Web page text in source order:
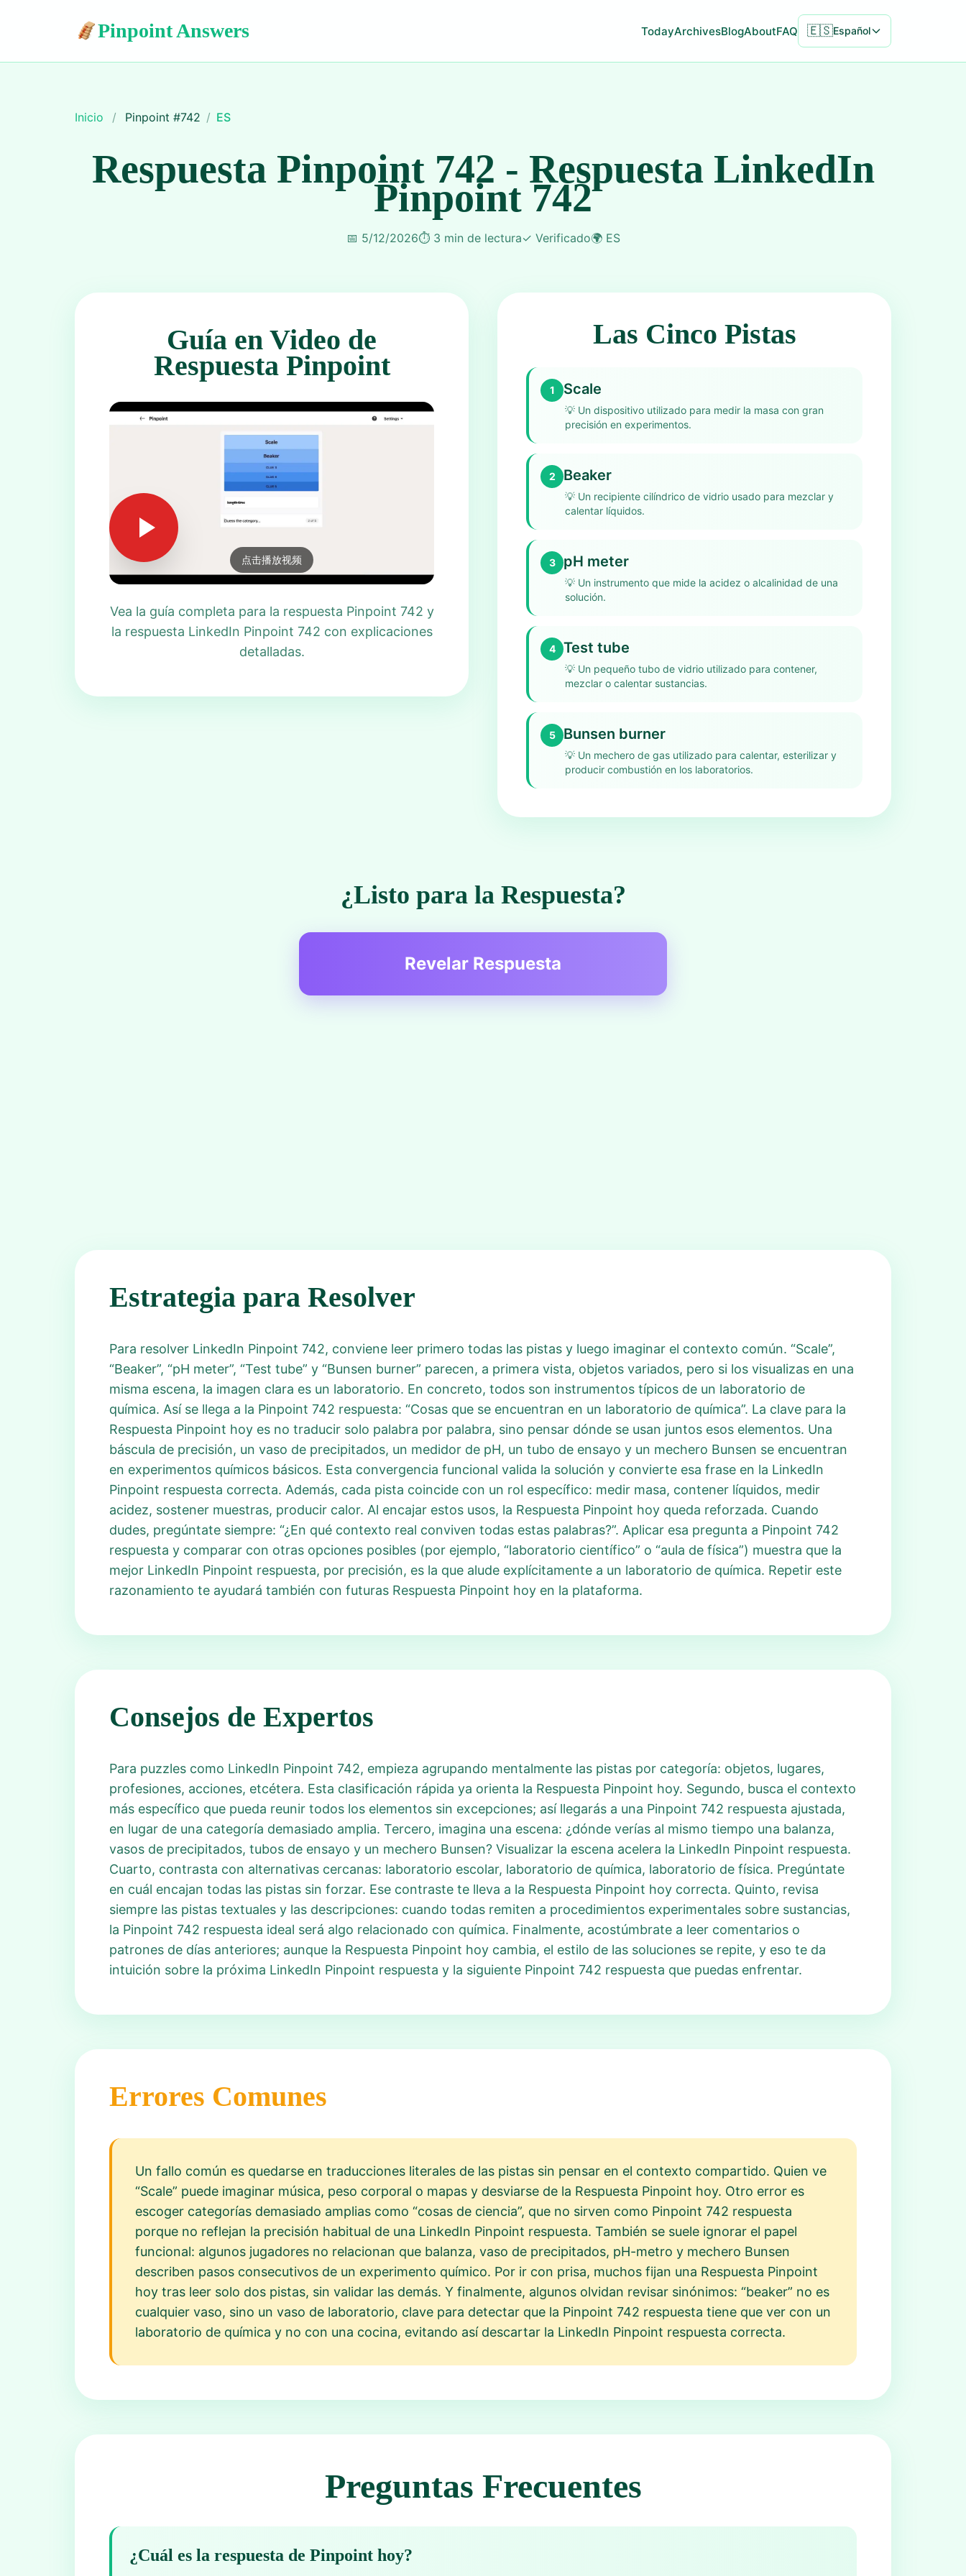
Pinpoint Answers TodayArchivesBlogAboutFAQ 🇪🇸Español
Inicio / Pinpoint #742 / ES
Respuesta Pinpoint 742 - Respuesta LinkedIn
Pinpoint 742
📅 5/12/2026⏱️ 3 min de lectura✓ Verificado🌍 ES
Guía en Video de
Respuesta Pinpoint
点击播放视频
Vea la guía completa para la respuesta Pinpoint 742 y
la respuesta LinkedIn Pinpoint 742 con explicaciones
detalladas.
Las Cinco Pistas
1 Scale
💡 Un dispositivo utilizado para medir la masa con gran
precisión en experimentos.
2 Beaker
💡 Un recipiente cilíndrico de vidrio usado para mezclar y
calentar líquidos.
3 pH meter
💡 Un instrumento que mide la acidez o alcalinidad de una
solución.
4 Test tube
💡 Un pequeño tubo de vidrio utilizado para contener,
mezclar o calentar sustancias.
5 Bunsen burner
💡 Un mechero de gas utilizado para calentar, esterilizar y
producir combustión en los laboratorios.
¿Listo para la Respuesta?
Revelar Respuesta
Estrategia para Resolver
Para resolver LinkedIn Pinpoint 742, conviene leer primero todas las pistas y luego imaginar el contexto común. “Scale”,
“Beaker”, “pH meter”, “Test tube” y “Bunsen burner” parecen, a primera vista, objetos variados, pero si los visualizas en una
misma escena, la imagen clara es un laboratorio. En concreto, todos son instrumentos típicos de un laboratorio de
química. Así se llega a la Pinpoint 742 respuesta: “Cosas que se encuentran en un laboratorio de química”. La clave para la
Respuesta Pinpoint hoy es no traducir solo palabra por palabra, sino pensar dónde se usan juntos esos elementos. Una
báscula de precisión, un vaso de precipitados, un medidor de pH, un tubo de ensayo y un mechero Bunsen se encuentran
en experimentos químicos básicos. Esta convergencia funcional valida la solución y convierte esa frase en la LinkedIn
Pinpoint respuesta correcta. Además, cada pista coincide con un rol específico: medir masa, contener líquidos, medir
acidez, sostener muestras, producir calor. Al encajar estos usos, la Respuesta Pinpoint hoy queda reforzada. Cuando
dudes, pregúntate siempre: “¿En qué contexto real conviven todas estas palabras?”. Aplicar esa pregunta a Pinpoint 742
respuesta y comparar con otras opciones posibles (por ejemplo, “laboratorio científico” o “aula de física”) muestra que la
mejor LinkedIn Pinpoint respuesta, por precisión, es la que alude explícitamente a un laboratorio de química. Repetir este
razonamiento te ayudará también con futuras Respuesta Pinpoint hoy en la plataforma.
Consejos de Expertos
Para puzzles como LinkedIn Pinpoint 742, empieza agrupando mentalmente las pistas por categoría: objetos, lugares,
profesiones, acciones, etcétera. Esta clasificación rápida ya orienta la Respuesta Pinpoint hoy. Segundo, busca el contexto
más específico que pueda reunir todos los elementos sin excepciones; así llegarás a una Pinpoint 742 respuesta ajustada,
en lugar de una categoría demasiado amplia. Tercero, imagina una escena: ¿dónde verías al mismo tiempo una balanza,
vasos de precipitados, tubos de ensayo y un mechero Bunsen? Visualizar la escena acelera la LinkedIn Pinpoint respuesta.
Cuarto, contrasta con alternativas cercanas: laboratorio escolar, laboratorio de química, laboratorio de física. Pregúntate
en cuál encajan todas las pistas sin forzar. Ese contraste te lleva a la Respuesta Pinpoint hoy correcta. Quinto, revisa
siempre las pistas textuales y las descripciones: cuando todas remiten a procedimientos experimentales sobre sustancias,
la Pinpoint 742 respuesta ideal será algo relacionado con química. Finalmente, acostúmbrate a leer comentarios o
patrones de días anteriores; aunque la Respuesta Pinpoint hoy cambia, el estilo de las soluciones se repite, y eso te da
intuición sobre la próxima LinkedIn Pinpoint respuesta y la siguiente Pinpoint 742 respuesta que puedas enfrentar.
Errores Comunes
Un fallo común es quedarse en traducciones literales de las pistas sin pensar en el contexto compartido. Quien ve
“Scale” puede imaginar música, peso corporal o mapas y desviarse de la Respuesta Pinpoint hoy. Otro error es
escoger categorías demasiado amplias como “cosas de ciencia”, que no sirven como Pinpoint 742 respuesta
porque no reflejan la precisión habitual de una LinkedIn Pinpoint respuesta. También se suele ignorar el papel
funcional: algunos jugadores no relacionan que balanza, vaso de precipitados, pH-metro y mechero Bunsen
describen pasos consecutivos de un experimento químico. Por ir con prisa, muchos fijan una Respuesta Pinpoint
hoy tras leer solo dos pistas, sin validar las demás. Y finalmente, algunos olvidan revisar sinónimos: “beaker” no es
cualquier vaso, sino un vaso de laboratorio, clave para detectar que la Pinpoint 742 respuesta tiene que ver con un
laboratorio de química y no con una cocina, evitando así descartar la LinkedIn Pinpoint respuesta correcta.
Preguntas Frecuentes
¿Cuál es la respuesta de Pinpoint hoy?